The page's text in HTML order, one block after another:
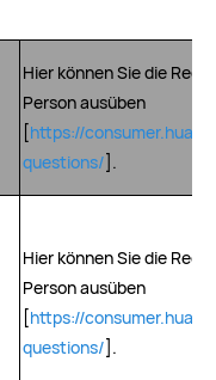
Hier können Sie die
Person ausüben
[https://
questions/].
Hier können Sie die
Person ausüben
[https://
questions/].